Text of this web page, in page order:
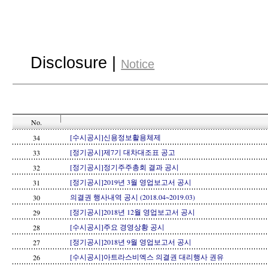
Disclosure | Notice
No.
34
[수시공시]신용정보활용체제
33
[정기공시]제7기 대차대조표 공고
32
[정기공시]정기주주총회 결과 공시
31
[정기공시]2019년 3월 영업보고서 공시
30
의결권 행사내역 공시 (2018.04~2019.03)
29
[정기공시]2018년 12월 영업보고서 공시
28
[수시공시]주요 경영상황 공시
27
[정기공시]2018년 9월 영업보고서 공시
26
[수시공시]아트라스비엑스 의결권 대리행사 권유